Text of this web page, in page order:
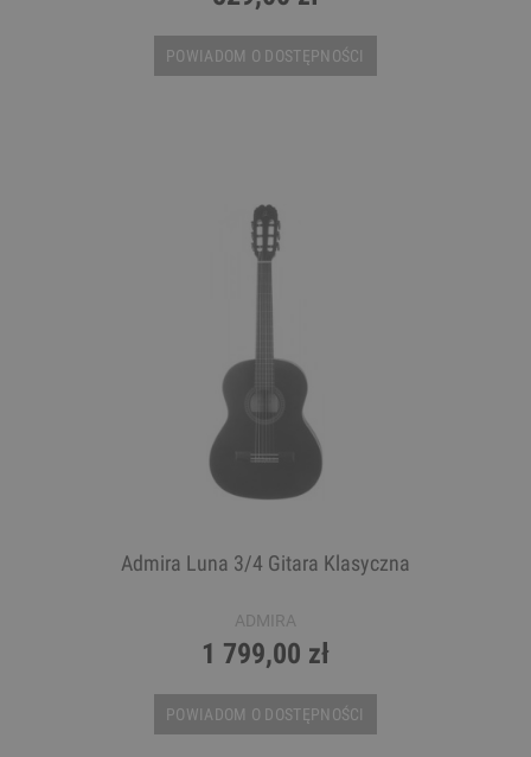
POWIADOM O DOSTĘPNOŚCI
Admira Luna 3/4 Gitara Klasyczna
ADMIRA
1 799,00 zł
POWIADOM O DOSTĘPNOŚCI